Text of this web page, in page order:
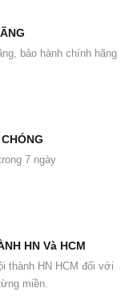
bảo hành chính hãng
7 ngày
HN Và HCM
thành HN HCM đối với
miền.